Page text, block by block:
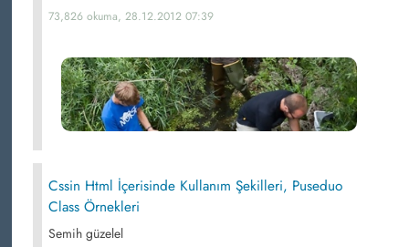
73,826 okuma, 28.12.2012 07:39
Cssin Html İçerisinde Kullanım Şekilleri, Puseduo
Class Örnekleri
Semih güzelel